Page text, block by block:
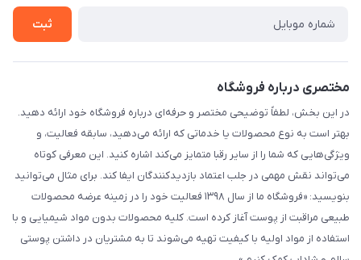
ثبت
مختصری درباره فروشگاه
در این بخش، لطفاً توضیحی مختصر و حرفه‌ای درباره فروشگاه خود ارائه دهید.
بهتر است به نوع محصولات یا خدماتی که ارائه می‌دهید، سابقه فعالیت، و
ویژگی‌هایی که شما را از سایر رقبا متمایز می‌کند اشاره کنید. این معرفی کوتاه
می‌تواند نقش مهمی در جلب اعتماد بازدیدکنندگان ایفا کند. برای مثال می‌توانید
بنویسید: «فروشگاه ما از سال ۱۳۹۸ فعالیت خود را در زمینه عرضه محصولات
طبیعی مراقبت از پوست آغاز کرده است. کلیه محصولات بدون مواد شیمیایی و با
استفاده از مواد اولیه با کیفیت تهیه می‌شوند تا به مشتریان در داشتن پوستی